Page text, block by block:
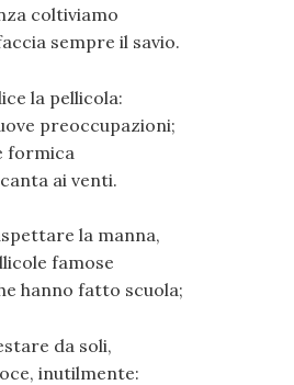
coltiviamo
sempre il savio.
la pellicola:
preoccupazioni;
formica
ai venti.
la manna,
famose
hanno fatto scuola;
da soli,
inutilmente: